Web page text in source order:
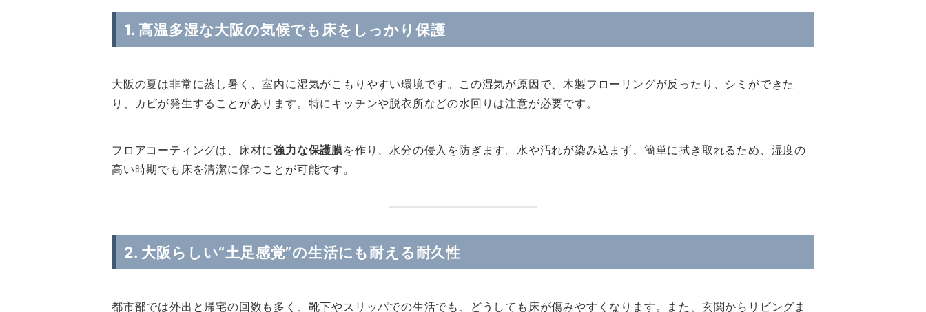
1. 高温多湿な大阪の気候でも床をしっかり保護
大阪の夏は非常に蒸し暑く、室内に湿気がこもりやすい環境です。この湿気が原因で、木製フローリングが反ったり、シミができた
り、カビが発生することがあります。特にキッチンや脱衣所などの水回りは注意が必要です。
フロアコーティングは、床材に強力な保護膜を作り、水分の侵入を防ぎます。水や汚れが染み込まず、簡単に拭き取れるため、湿度の
高い時期でも床を清潔に保つことが可能です。
2. 大阪らしい“土足感覚”の生活にも耐える耐久性
都市部では外出と帰宅の回数も多く、靴下やスリッパでの生活でも、どうしても床が傷みやすくなります。また、玄関からリビングま